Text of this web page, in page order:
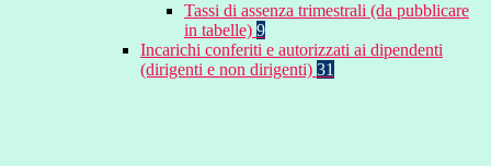
Tassi di assenza trimestrali (da pubblicare
in tabelle) 9
Incarichi conferiti e autorizzati ai dipendenti
(dirigenti e non dirigenti) 31